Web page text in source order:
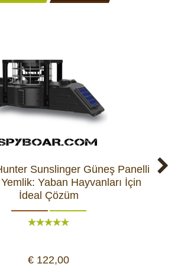
Sunslinger Güneş Panelli
Yaban Hayvanları İçin
İdeal Çözüm
€ 122,00